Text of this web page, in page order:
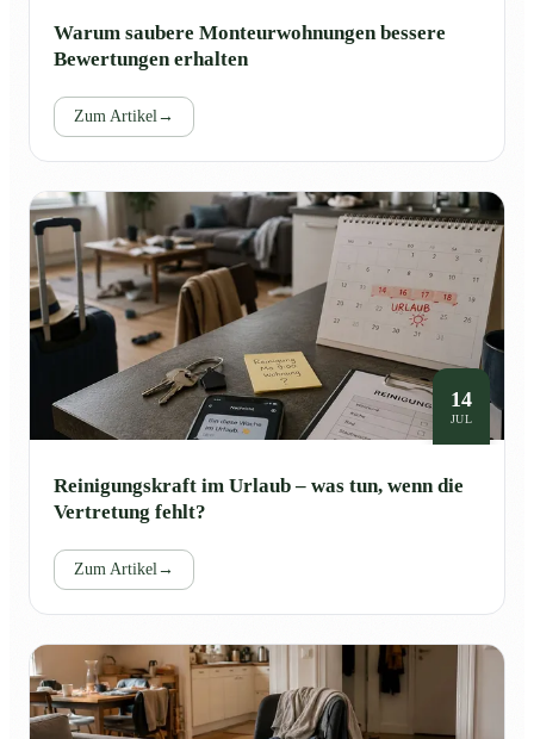
Warum saubere Monteurwohnungen bessere
Bewertungen erhalten
Zum Artikel→
14
JUL
Reinigungskraft im Urlaub – was tun, wenn die
Vertretung fehlt?
Zum Artikel→